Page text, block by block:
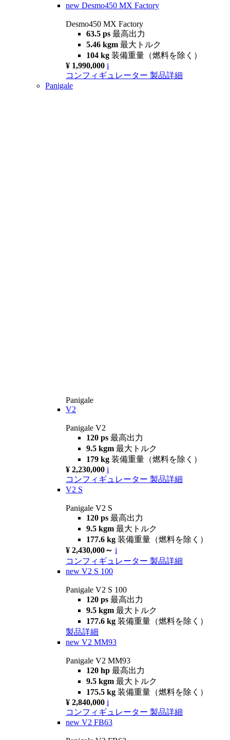
new Desmo450 MX Factory
Desmo450 MX Factory
63.5 ps 最高出力
5.46 kgm 最大トルク
104 kg 装備重量（燃料を除く）
¥ 1,990,000 i
コンフィギュレーター 製品詳細
Panigale
Panigale
V2
Panigale V2
120 ps 最高出力
9.5 kgm 最大トルク
179 kg 装備重量（燃料を除く）
¥ 2,230,000 i
コンフィギュレーター 製品詳細
V2 S
Panigale V2 S
120 ps 最高出力
9.5 kgm 最大トルク
177.6 kg 装備重量（燃料を除く）
¥ 2,430,000～ i
コンフィギュレーター 製品詳細
new V2 S 100
Panigale V2 S 100
120 ps 最高出力
9.5 kgm 最大トルク
177.6 kg 装備重量（燃料を除く）
製品詳細
new V2 MM93
Panigale V2 MM93
120 hp 最高出力
9.5 kgm 最大トルク
175.5 kg 装備重量（燃料を除く）
¥ 2,840,000 i
コンフィギュレーター 製品詳細
new V2 FB63